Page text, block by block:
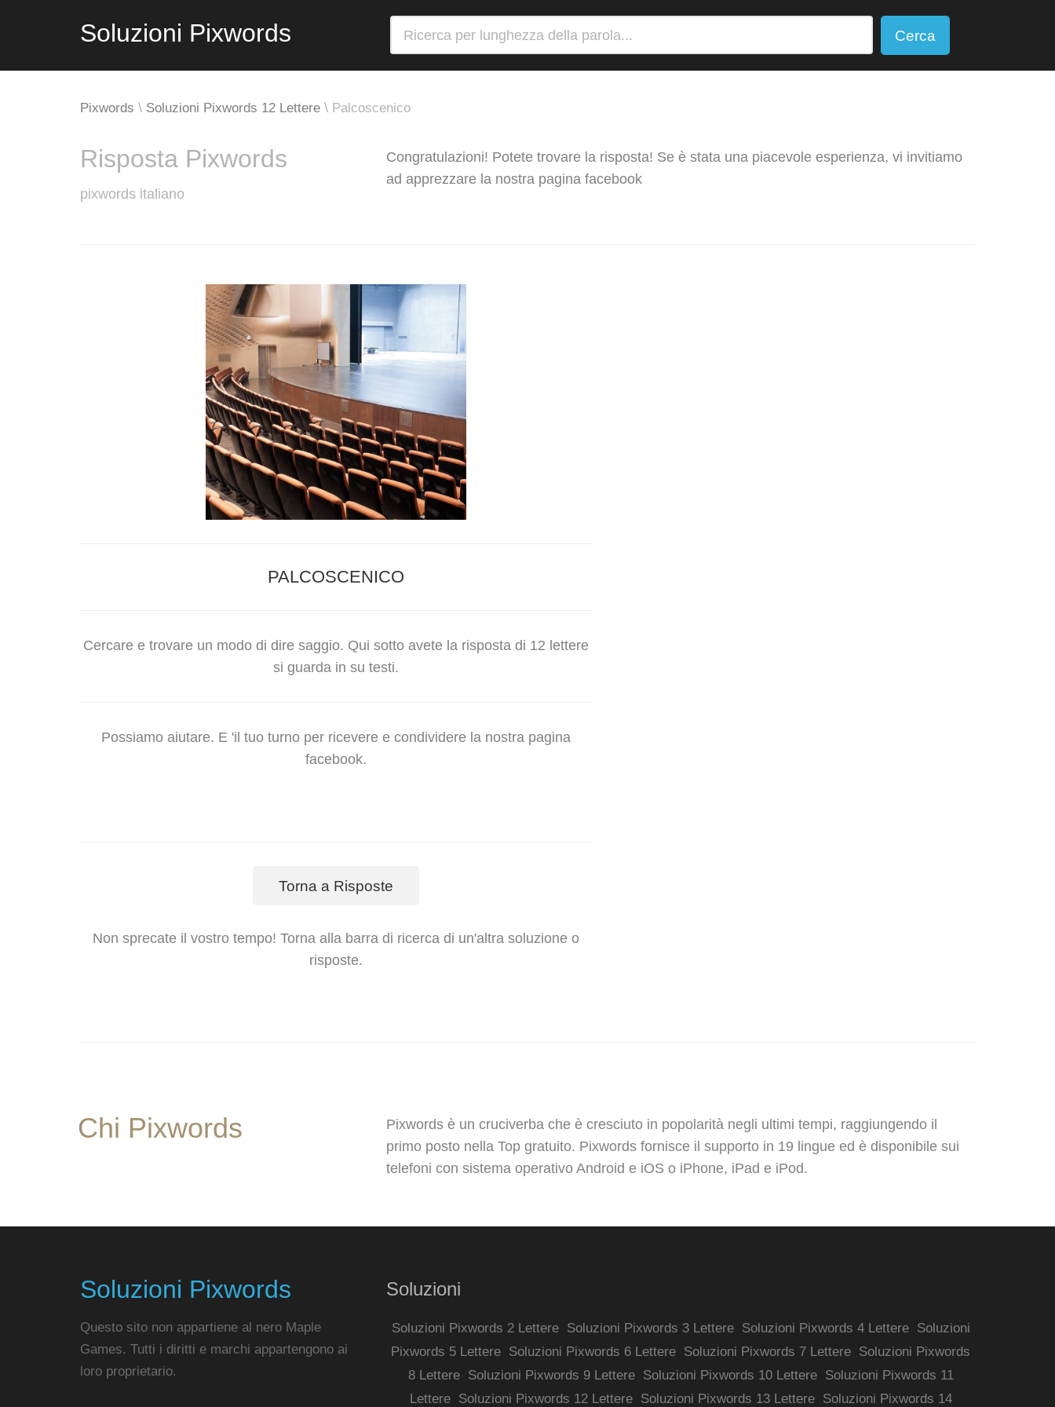
Soluzioni Pixwords Cerca
Pixwords Soluzioni Pixwords 12 Lettere Palcoscenico
Risposta Pixwords
pixwords italiano
Congratulazioni! Potete trovare la risposta! Se è stata una piacevole esperienza, vi invitiamo
ad apprezzare la nostra pagina facebook
PALCOSCENICO
Cercare e trovare un modo di dire saggio. Qui sotto avete la risposta di 12 lettere
si guarda in su testi.
Possiamo aiutare. E 'il tuo turno per ricevere e condividere la nostra pagina
facebook.
Torna a Risposte
Non sprecate il vostro tempo! Torna alla barra di ricerca di un'altra soluzione o
risposte.
Chi Pixwords
Pixwords è un cruciverba che è cresciuto in popolarità negli ultimi tempi, raggiungendo il
primo posto nella Top gratuito. Pixwords fornisce il supporto in 19 lingue ed è disponibile sui
telefoni con sistema operativo Android e iOS o iPhone, iPad e iPod.
Soluzioni Pixwords
Questo sito non appartiene al nero Maple
Games. Tutti i diritti e marchi appartengono ai
loro proprietario.
Soluzioni
Soluzioni Pixwords 2 Lettere Soluzioni Pixwords 3 Lettere Soluzioni Pixwords 4 Lettere
Soluzioni
Pixwords 5 Lettere Soluzioni Pixwords 6 Lettere Soluzioni Pixwords 7 Lettere Soluzioni Pixwords
8 Lettere
Soluzioni Pixwords 9 Lettere Soluzioni Pixwords 10 Lettere
Soluzioni Pixwords 11
Lettere
Soluzioni Pixwords 12 Lettere Soluzioni Pixwords 13 Lettere Soluzioni Pixwords 14